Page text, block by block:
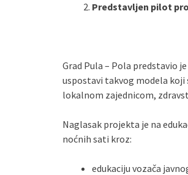
Predstavljen pilot
Grad Pula – Pola predstavio
uspostavi takvog modela koji
lokalnom zajednicom,
Naglasak projekta je na
noćnih sati kroz:
edukaciju vozača